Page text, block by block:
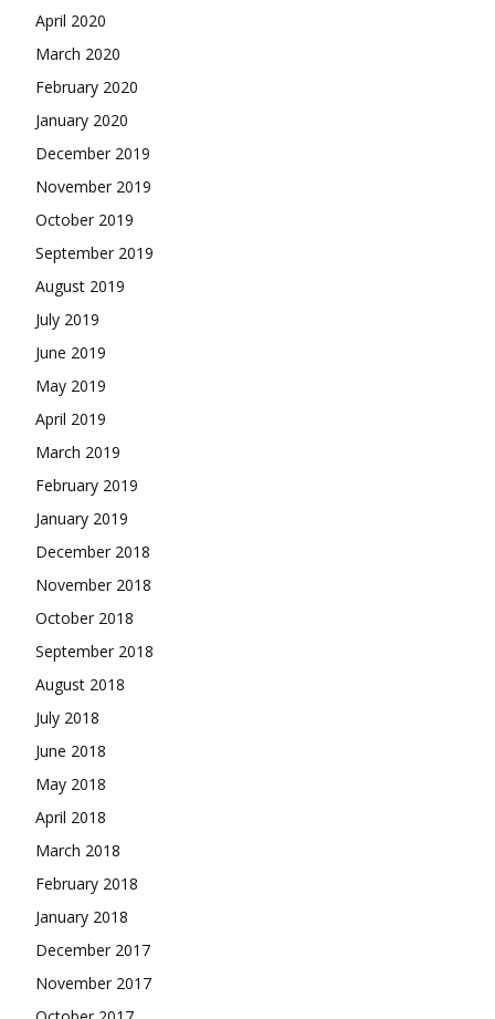
April 2020
March 2020
February 2020
January 2020
December 2019
November 2019
October 2019
September 2019
August 2019
July 2019
June 2019
May 2019
April 2019
March 2019
February 2019
January 2019
December 2018
November 2018
October 2018
September 2018
August 2018
July 2018
June 2018
May 2018
April 2018
March 2018
February 2018
January 2018
December 2017
November 2017